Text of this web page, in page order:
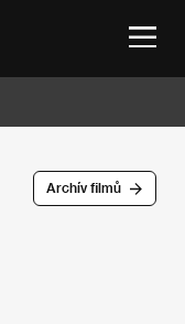
Archív filmů